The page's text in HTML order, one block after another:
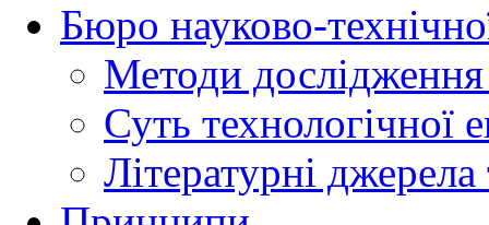
Бюро науково-
Методи
Суть технологічної
Літературні джерела